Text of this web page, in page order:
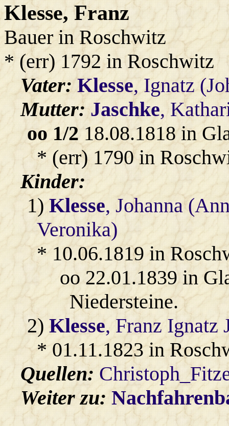
Klesse, Franz
Bauer in Roschwitz
* (err) 1792 in Roschwitz
Vater:Klesse, Ignatz
Mutter:Jaschke,
oo 1/2 18.08.1818 in
* (err) 1790 in
Kinder:
1)Klesse, Johanna
Veronika)
* 10.06.1819 in
oo 22.01.1839 in
Niedersteine.
2)Klesse, Franz Ignatz
* 01.11.1823 in
Quellen:
Weiter zu: